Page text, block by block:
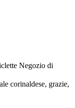
Negozio di
corinaldese, grazie,